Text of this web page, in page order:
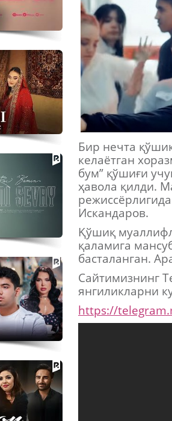
Бир нечта
келаётган
бум” қўшиғи
ҳавола қилди.
Искандаров.
Қўшиқ
қаламига
басталанган.
Сайтимизнинг
янгиликларни
https://